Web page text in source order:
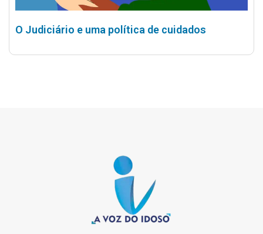
O Judiciário e uma política de cuidados